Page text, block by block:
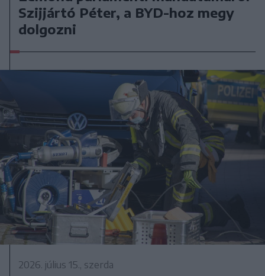
Szijjártó Péter, a BYD-hoz megy
dolgozni
2026. július 15., szerda